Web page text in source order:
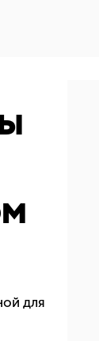
для